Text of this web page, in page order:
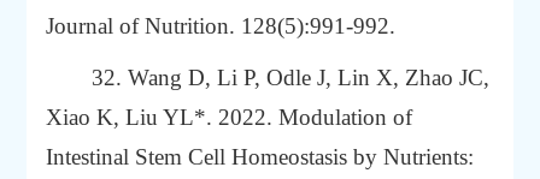
Journal of Nutrition. 128(5):991-992.
32. Wang D, Li P, OdleJ, Lin X, Zhao JC,
Xiao K,Liu YL*. 2022. Modulation of
Intestinal Stem Cell Homeostasis by Nutrients: